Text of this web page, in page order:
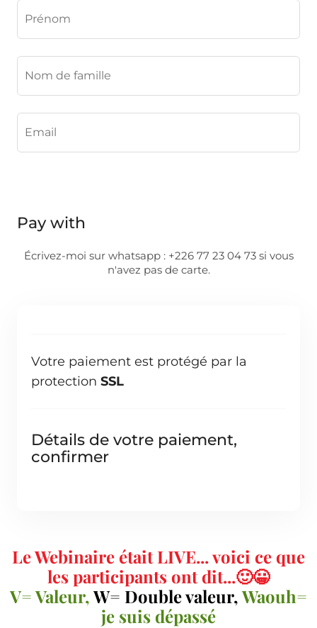
Pay with
Écrivez-moi sur whatsapp : +226 77 23 04 73 si vous
n'avez pas de carte.
Votre paiement est protégé par la
protection SSL
Détails de votre paiement,
confirmer
Le Webinaire était LIVE... voici ce que
les participants ont dit...🙂😀
V= Valeur,W= Double valeur,Waouh=
je suis dépassé